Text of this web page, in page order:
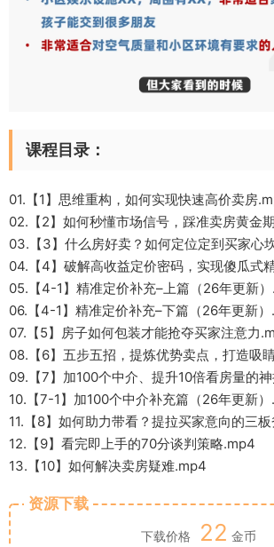
课程目录：
01.【1】思维重构，如何实现快速高价卖房
02.【2】如何秒懂市场信号，踩准卖房黄金
03.【3】什么房好卖？如何定位定到买家心
04.【4】破解高收益定价密码，实现傻瓜式
05.【4-1】精准定价补充–上篇（26年更新
06.【4-1】精准定价补充–下篇（26年更新
07.【5】房子如何包装才能抢夺买家注意力
08.【6】五步五招，提炼优势卖点，打造吸
09.【7】加100个中介、提升10倍看房量的
10.【7-1】加100个中介补充篇（26年更新
11.【8】如何助力带看？提拉买家意向的三
12.【9】看完即上手的70分谈判策略.mp4
13.【10】如何解决卖房疑难.mp4
资源下载
下载价格 22 金币